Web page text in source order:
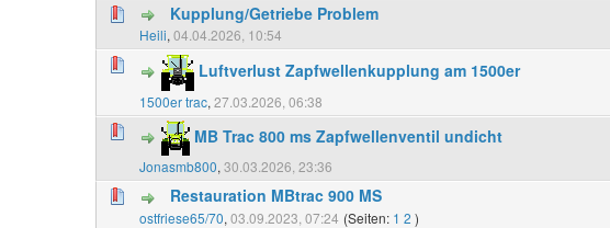
Kupplung/Getriebe Problem
Heili, 04.04.2026, 10:54
Luftverlust Zapfwellenkupplung am 1500er
1500er trac, 27.03.2026, 06:38
MB Trac 800 ms Zapfwellenventil undicht
Jonasmb800, 30.03.2026, 23:36
Restauration MBtrac 900 MS
ostfriese65/70, 03.09.2023, 07:24 (Seiten: 1 2 )